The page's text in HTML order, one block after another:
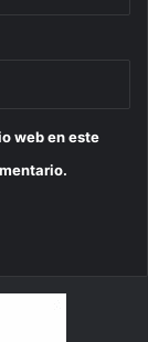
web en este